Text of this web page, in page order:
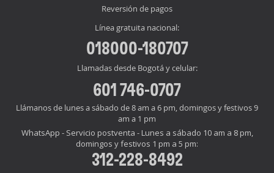
Reversión de pagos
Línea gratuita nacional:
018000-180707
Llamadas desde Bogotá y celular:
601 746-0707
Llámanos de lunes a sábado de 8 am a 6 pm, domingos y festivos 9
am a 1 pm
WhatsApp - Servicio postventa - Lunes a sábado 10 am a 8 pm,
domingos y festivos 1 pm a 5 pm:
312-228-8492